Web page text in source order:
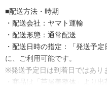
■配送方法・時期
・配送会社：ヤマト運輸
・配送形態：通常配送
・配送日時の指定：「発送予
に、ご利用可能です。
※発送予定日は到着日ではあり
・商品は「芦屋美整体」より出